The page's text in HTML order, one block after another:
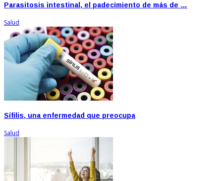
Parasitosis intestinal, el padecimiento de más de …
Salud
Sífilis, una enfermedad que preocupa
Salud